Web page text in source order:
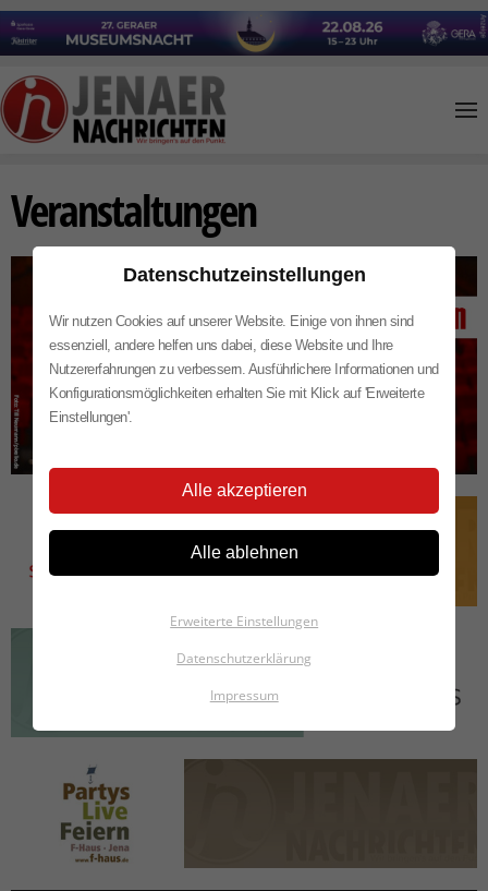
Skip to main content
Veranstaltungen
Datenschutzeinstellungen
Wir nutzen Cookies auf unserer Website. Einige von ihnen sind
essenziell, andere helfen uns dabei, diese Website und Ihre
Nutzererfahrungen zu verbessern. Ausführlichere Informationen und
Konfigurationsmöglichkeiten erhalten Sie mit Klick auf 'Erweiterte
Einstellungen'.
Alle akzeptieren
Alle ablehnen
Erweiterte Einstellungen
Datenschutzerklärung
Impressum